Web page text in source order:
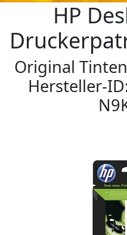
HP
Original
Hersteller-